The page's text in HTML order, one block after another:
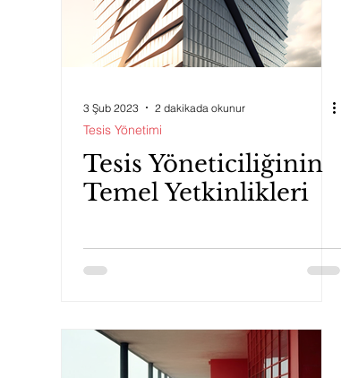
3 Şub 2023 2 dakikada okunur
Tesis Yönetimi
Tesis Yöneticiliğinin
Temel Yetkinlikleri